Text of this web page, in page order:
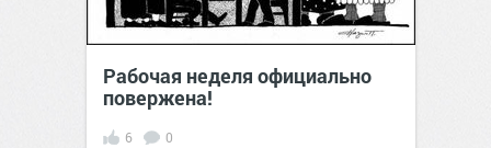
Рабочая неделя официально
повержена!
6 0